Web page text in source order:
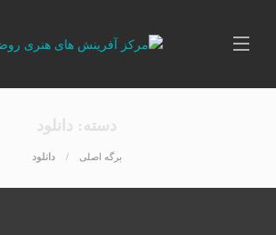
دسته: دانلود
برگه اصلی دانلود